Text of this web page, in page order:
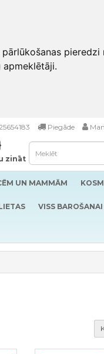
apmeklētāji.
Piegāde
zināt
UN MAMMĀM
VISS BAROŠANAI